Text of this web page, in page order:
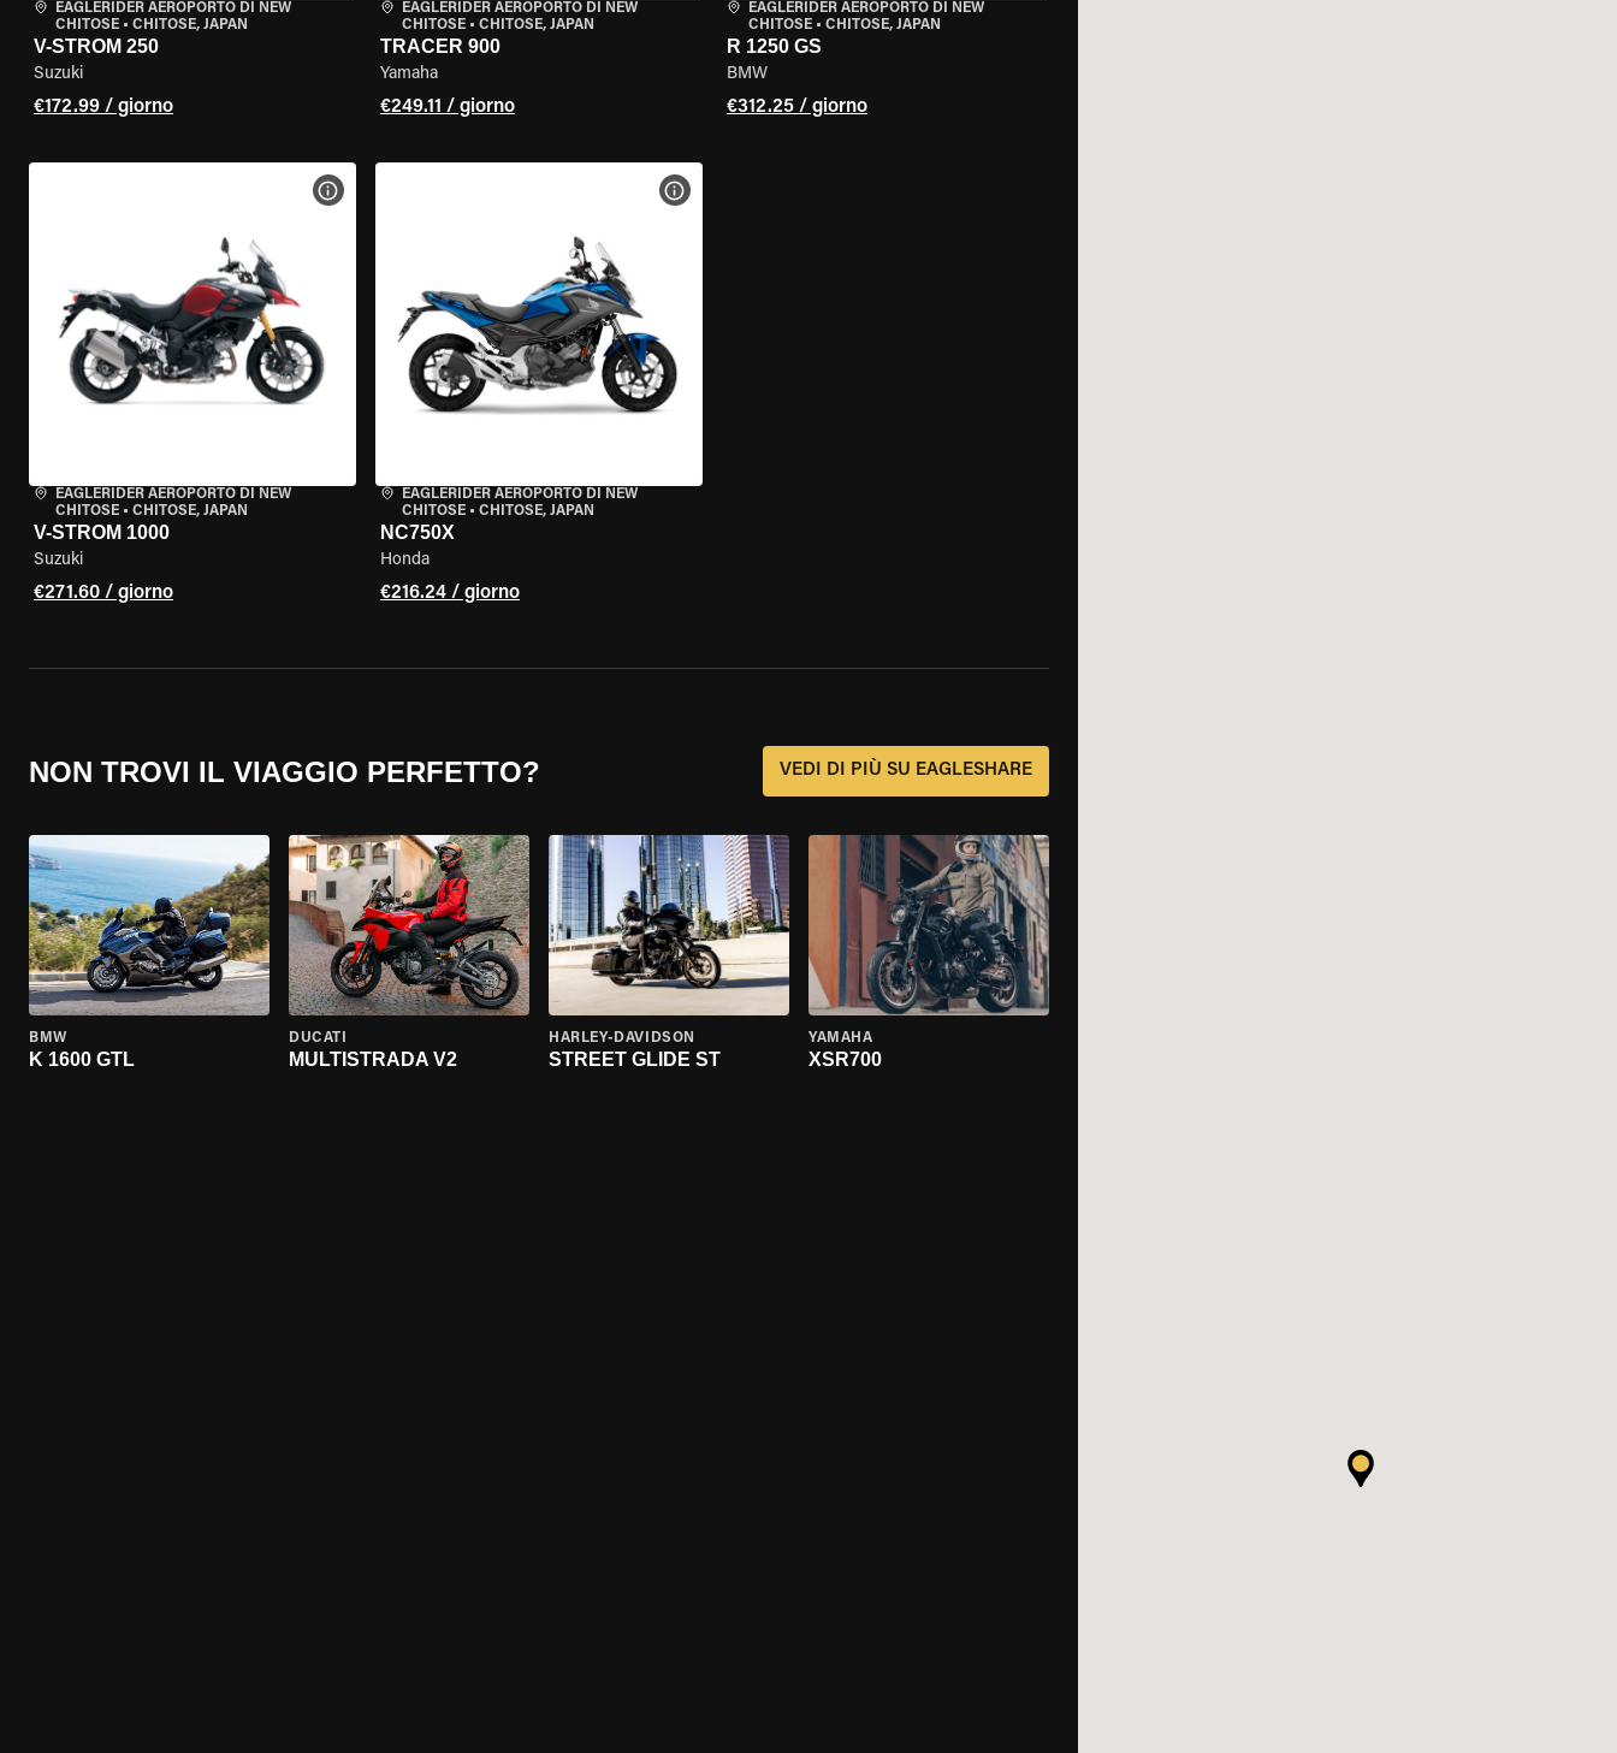
EAGLERIDER AEROPORTO DI NEW
CHITOSE • CHITOSE, JAPAN
V-STROM 250
Suzuki
€172.99 / giorno
EAGLERIDER AEROPORTO DI NEW
CHITOSE• CHITOSE, JAPAN
TRACER 900
Yamaha
€249.11 / giorno
EAGLERIDER AEROPORTO DI NEW
CHITOSE• CHITOSE, JAPAN
R 1250 GS
BMW
€312.25 / giorno
EAGLERIDER AEROPORTO DI NEW
CHITOSE • CHITOSE, JAPAN
V-STROM 1000
Suzuki
€271.60 / giorno
VISUALIZZA SPECIFICHE DELLA MOTO
EAGLERIDER AEROPORTO DI NEW
CHITOSE• CHITOSE, JAPAN
NC750X
Honda
€216.24 / giorno
VISUALIZZA SPECIFICHE DELLA MOTO
NON TROVI IL VIAGGIO PERFETTO? VEDI DI PIÙ SU EAGLESHARE
BMW
K 1600 GTL
DUCATI
MULTISTRADA V2
HARLEY-DAVIDSON
STREET GLIDE ST
YAMAHA
XSR700